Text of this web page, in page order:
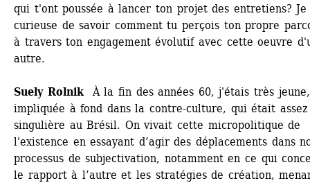
qui t'ont poussée à lancer ton projet des entretiens? Je
curieuse de savoir comment tu perçois ton propre
à travers ton engagement évolutif avec cette oeuvre
autre.
Suely RolnikÀ la fin des années 60, j'étais très jeune,
impliquée à fond dans la contre-culture, qui était assez
singulière au Brésil. On vivait cette micropolitique de
l'existence en essayant d’agir des déplacements dans
processus de subjectivation, notamment en ce qui
le rapport à l’autre et les stratégies de création,